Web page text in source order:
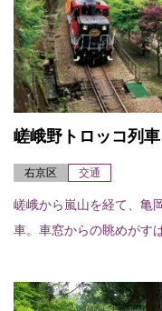
嵯峨野トロッコ列車
右京区 交通
嵯峨から嵐山を経て、亀
車。車窓からの眺めがす